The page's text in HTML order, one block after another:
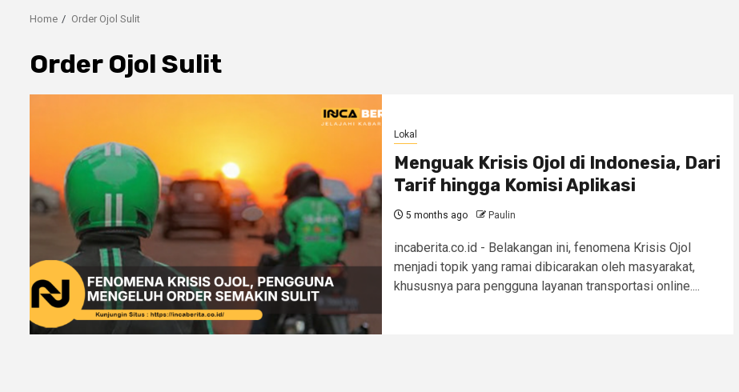
Home Order Ojol Sulit
Order Ojol Sulit
Lokal
Menguak Krisis Ojol di Indonesia, Dari
Tarif hingga Komisi Aplikasi
5 months ago Paulin
incaberita.co.id - Belakangan ini, fenomena Krisis Ojol
menjadi topik yang ramai dibicarakan oleh masyarakat,
khususnya para pengguna layanan transportasi online....